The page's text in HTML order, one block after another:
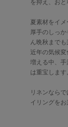
を抑え、おと
夏素材をイ
厚手のしっ
ん晩秋までも
近年の気候
増える中、
は重宝します
リネンなら
イリングをお